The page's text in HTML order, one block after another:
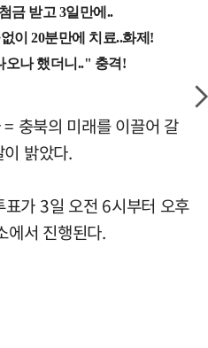
충북의 미래를 이끌어 갈
밝았다.
가 3일 오전 6시부터 오후
에서 진행된다.